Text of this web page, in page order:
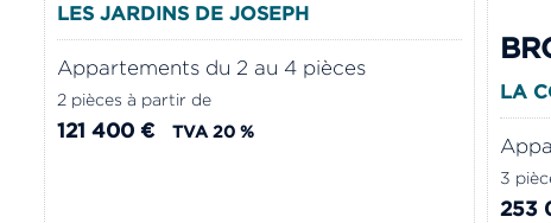
LES JARDINS DE JOSEPH
Appartements du 2 au 4 pièces
2 pièces à partir de
121 400 € TVA 20 %
LA
3
253